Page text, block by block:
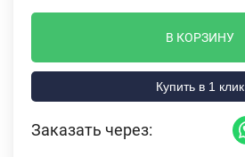
В КОРЗИНУ
Купить в 1 клик
Заказать через: